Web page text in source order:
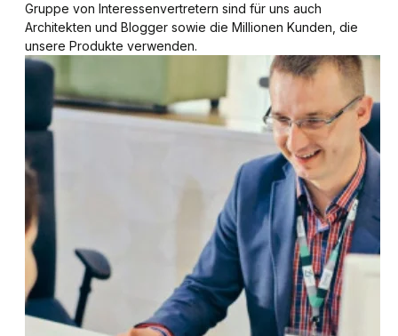
Gruppe von Interessenvertretern sind für uns auch
Architekten und Blogger sowie die Millionen Kunden, die
unsere Produkte verwenden.